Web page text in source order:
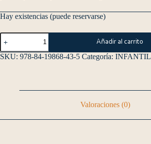
Hay existencias (puede reservarse)
Añadir al carrito
SKU: 978-84-19868-43-5 Categoría: INFANTIL
Valoraciones (0)